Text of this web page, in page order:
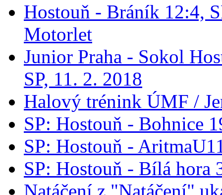
Hostouň - Bráník 12:4,
Motorlet
Junior Praha - Sokol
SP, 11. 2. 2018
Halový trénink ÚMF /
SP: Hostouň - Bohnice
SP: Hostouň -
SP: Hostouň - Bílá hora
Natáčení z "Natáčení"